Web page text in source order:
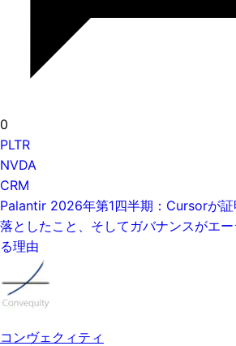
0
PLTR
NVDA
CRM
Palantir 2026年第1四半期：Cursorが
落としたこと、そしてガバナンスがエ
る理由
コンヴェクィティ